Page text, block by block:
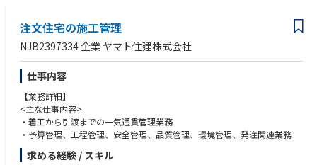
注文住宅の施工管理
NJB2397334 企業 ヤマト住建株式会社
仕事内容
【業務詳細】
<主な仕事内容>
・着工から引渡までの一気通貫管理業務
・予算管理、工程管理、安全管理、品質管理、環境管理、発注関連業務
求める経験 / スキル